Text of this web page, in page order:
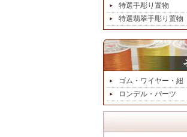
特選手彫り置物
特選翡翠手彫り置物
ゴム・ワイヤー・紐
ロンデル・パーツ